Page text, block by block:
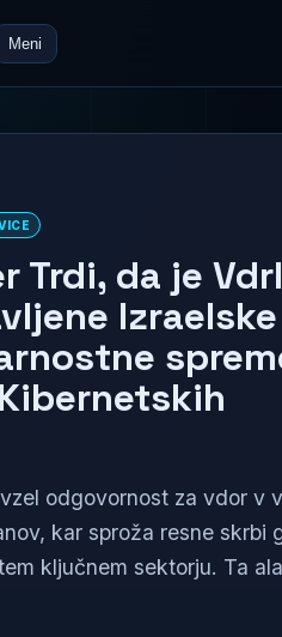
Meni
Trdi, da je
Izraelske
odgovornost za vdor v
kar sproža resne skrbi
ključnem sektorju. Ta